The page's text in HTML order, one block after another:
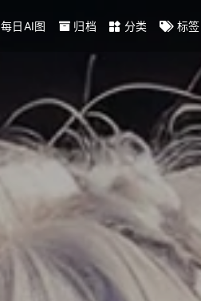
每日AI图 归档 分类 标签